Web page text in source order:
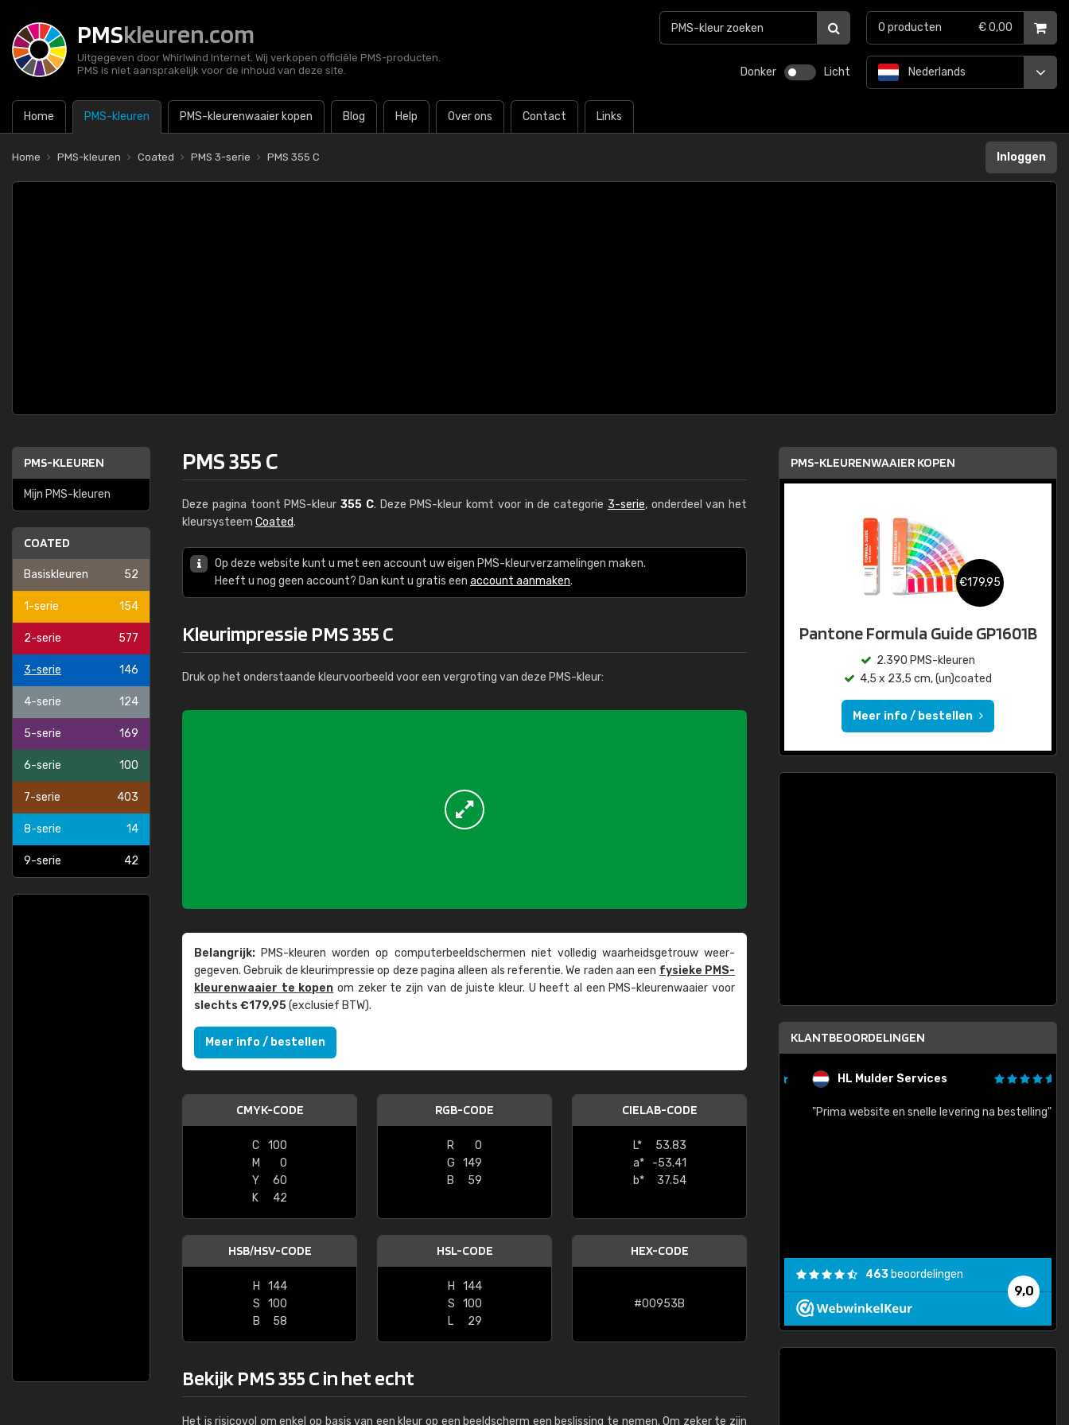
PMSkleuren.com
Uitgegeven door Whirlwind Internet. Wij verkopen officiële PMS-producten.
PMS is niet aansprakelijk voor de inhoud van deze site.
Donker Licht
Home PMS-kleuren PMS-kleurenwaaier kopen Blog Help Over ons Contact Links
Nederlands
0 producten € 0,00
Home PMS-kleuren Coated PMS 3-serie PMS 355 C Inloggen
PMS-KLEUREN
Mijn PMS-kleuren
COATED
Basiskleuren 52
1-serie 154
2-serie 577
3-serie 146
4-serie 124
5-serie 169
6-serie 100
7-serie 403
8-serie 14
9-serie 42
PMS 355 C
Deze pagina toont PMS-kleur 355 C. Deze PMS-kleur komt voor in de categorie 3-serie, onderdeel van het
kleursysteem Coated.
Op deze website kunt u met een account uw eigen PMS-kleurverzamelingen maken.
Heeft u nog geen account? Dan kunt u gratis een account aanmaken.
Kleurimpressie PMS 355 C
Druk op het onderstaande kleurvoorbeeld voor een vergroting van deze PMS-kleur:
Belangrijk: PMS-kleuren worden op computer­beeld­schermen niet volledig waarheids­­getrouw weer­
gegeven. Gebruik de kleur­impressie op deze pagina alleen als referentie. We raden aan een fysieke PMS-
kleuren­waaier te kopen om zeker te zijn van de juiste kleur. U heeft al een PMS-kleuren­waaier voor
slechts €179,95(exclusief BTW).
Meer info / bestellen
CMYK-CODE
C
100
M
0
Y
60
K
42
RGB-CODE
R
0
G
149
B
59
CIELAB-CODE
L*
53.83
a*
-53.41
b*
37.54
HSB/HSV-CODE
H
144
S
100
B
58
HSL-CODE
H
144
S
100
L
29
HEX-CODE
#00953B
Bekijk PMS 355 C in het echt
Het is risicovol om enkel op basis van een kleur op een beeldscherm een beslissing te nemen. Om zeker te zijn
PMS-KLEURENWAAIER KOPEN
€179,95
Pantone Formula Guide GP1601B
2.390 PMS-kleuren
4,5 x 23,5 cm, (un)coated
Meer info / bestellen
KLANTBEOORDELINGEN
"Super snelle service en zeer betaalbaar!"
HL Mulder Services
"Prima website en snelle levering na bestelling"
9,0
463 beoordelingen